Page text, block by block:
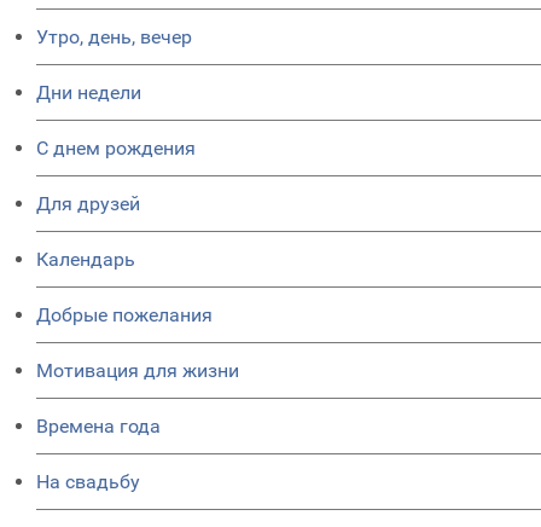
Утро, день, вечер
Дни недели
C днем рождения
Для друзей
Календарь
Добрые пожелания
Мотивация для жизни
Времена года
На свадьбу